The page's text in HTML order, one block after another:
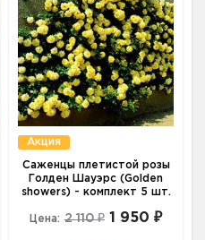
Акция
Саженцы плетистой розы
Голден Шауэрс (Golden
showers) - комплект 5 шт.
Цена: 2 110 ₽ 1 950 ₽